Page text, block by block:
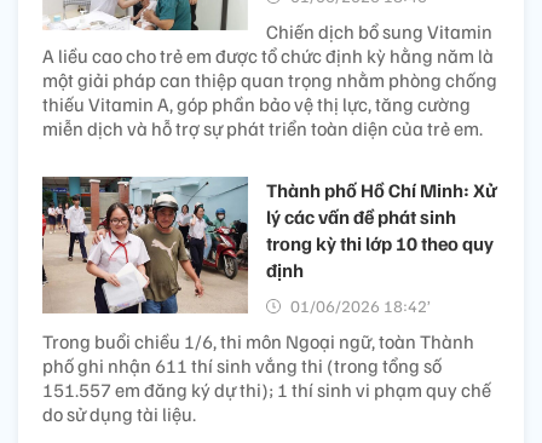
Chiến dịch bổ sung Vitamin
A liều cao cho trẻ em được tổ chức định kỳ hằng năm là
một giải pháp can thiệp quan trọng nhằm phòng chống
thiếu Vitamin A, góp phần bảo vệ thị lực, tăng cường
miễn dịch và hỗ trợ sự phát triển toàn diện của trẻ em.
Thành phố Hồ Chí Minh: Xử
lý các vấn đề phát sinh
trong kỳ thi lớp 10 theo quy
định
01/06/2026 18:42’
Trong buổi chiều 1/6, thi môn Ngoại ngữ, toàn Thành
phố ghi nhận 611 thí sinh vắng thi (trong tổng số
151.557 em đăng ký dự thi); 1 thí sinh vi phạm quy chế
do sử dụng tài liệu.